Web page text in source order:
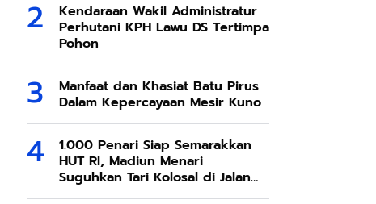
Kendaraan Wakil Administratur
Perhutani KPH Lawu DS Tertimpa
Pohon
Manfaat dan Khasiat Batu Pirus
Dalam Kepercayaan Mesir Kuno
1.000 Penari Siap Semarakkan
HUT RI, Madiun Menari
Suguhkan Tari Kolosal di Jalan
Pahlawan